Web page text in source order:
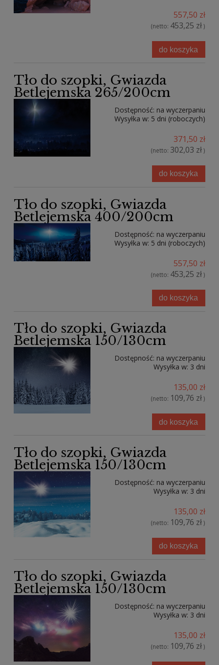
557,50 zł
(netto: 453,25 zł)
do koszyka
Tło do szopki, Gwiazda
Betlejemska 265/200cm
Dostępność: na wyczerpaniu
Wysyłka w: 5 dni (roboczych)
371,50 zł
(netto: 302,03 zł)
do koszyka
Tło do szopki, Gwiazda
Betlejemska 400/200cm
Dostępność: na wyczerpaniu
Wysyłka w: 5 dni (roboczych)
557,50 zł
(netto: 453,25 zł)
do koszyka
Tło do szopki, Gwiazda
Betlejemska 150/130cm
Dostępność: na wyczerpaniu
Wysyłka w: 3 dni
135,00 zł
(netto: 109,76 zł)
do koszyka
Tło do szopki, Gwiazda
Betlejemska 150/130cm
Dostępność: na wyczerpaniu
Wysyłka w: 3 dni
135,00 zł
(netto: 109,76 zł)
do koszyka
Tło do szopki, Gwiazda
Betlejemska 150/130cm
Dostępność: na wyczerpaniu
Wysyłka w: 3 dni
135,00 zł
(netto: 109,76 zł)